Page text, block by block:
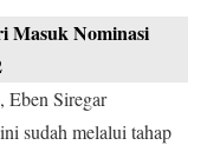
Masuk Nominasi
Eben Siregar
sudah melalui tahap